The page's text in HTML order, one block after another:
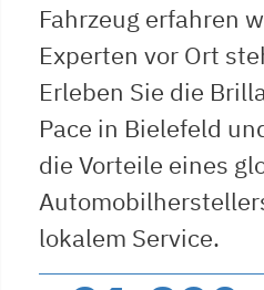
Fahrzeug erfahren
Experten vor Ort
Erleben Sie die
Pace in Bielefeld
die Vorteile eines
lokalem Service.